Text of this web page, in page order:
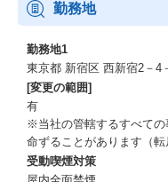
勤務地
勤務地1
東京都 新宿区 西新宿2－
[変更の範囲]
有
※当社の管轄するすべて
命ずることがあります（転
受動喫煙対策